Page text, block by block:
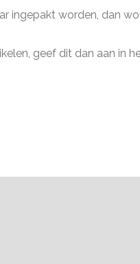
ingepakt worden, dan
geef dit dan aan in